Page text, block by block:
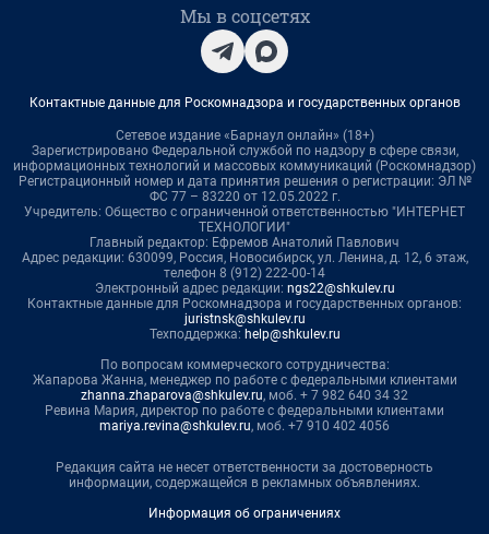
Мы в соцсетях
Контактные данные для Роскомнадзора и государственных органов
Сетевое издание «Барнаул онлайн» (18+)
Зарегистрировано Федеральной службой по надзору в сфере связи,
информационных технологий и массовых коммуникаций (Роскомнадзор)
Регистрационный номер и дата принятия решения о регистрации: ЭЛ №
ФС 77 – 83220 от 12.05.2022 г.
Учредитель: Общество с ограниченной ответственностью "ИНТЕРНЕТ
ТЕХНОЛОГИИ"
Главный редактор: Ефремов Анатолий Павлович
Адрес редакции: 630099, Россия, Новосибирск, ул. Ленина, д. 12, 6 этаж,
телефон 8 (912) 222-00-14
Электронный адрес редакции: ngs22@shkulev.ru
Контактные данные для Роскомнадзора и государственных органов:
juristnsk@shkulev.ru
Техподдержка: help@shkulev.ru
По вопросам коммерческого сотрудничества:
Жапарова Жанна, менеджер по работе с федеральными клиентами
zhanna.zhaparova@shkulev.ru, моб. + 7 982 640 34 32
Ревина Мария, директор по работе с федеральными клиентами
mariya.revina@shkulev.ru, моб. +7 910 402 4056
Редакция сайта не несет ответственности за достоверность
информации, содержащейся в рекламных объявлениях.
Информация об ограничениях